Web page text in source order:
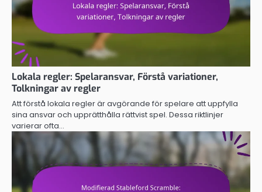
Lokala regler: Spelaransvar, Förstå variationer,
Tolkningar av regler
Att förstå lokala regler är avgörande för spelare att uppfylla
sina ansvar och upprätthålla rättvist spel. Dessa riktlinjer
varierar ofta…